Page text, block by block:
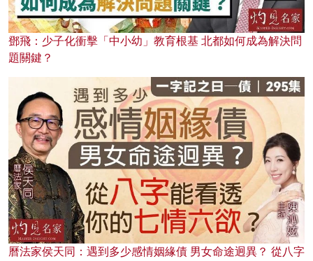
鄧飛：少子化衝擊「中小幼」教育根基 北都如何成為解決問
題關鍵？
曆法家侯天同：遇到多少感情姻緣債 男女命途迥異？ 從八字